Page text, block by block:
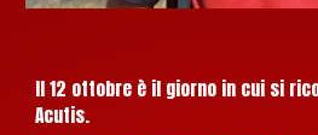
Il 12 ottobre è il giorno in cui si
Acutis.